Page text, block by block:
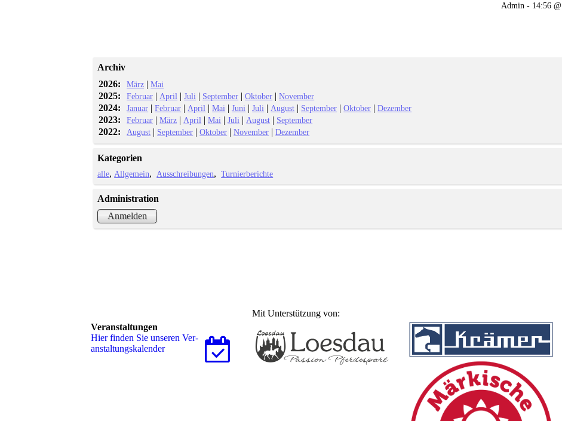
Admin - 14:56 @
Archiv
2026:
März |Mai
2025: Februar | April |Juli | September |Oktober |November
2024: Januar |Februar | April |Mai |Juni |Juli | August | September |Oktober |Dezember
2023: Februar |März | April |Mai |Juli | August | September
2022: August | September |Oktober |November |Dezember
Kategorien
alle Allgemein Ausschreibungen Turnierberichte
Administration
Anmelden
Veranstaltungen
Hier finden Sie unseren Ver­
an­stal­tungs­ka­len­der
Mit Unterstützung von: